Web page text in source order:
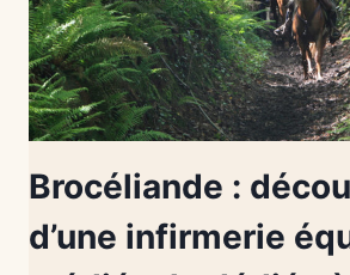
Brocéliande :
d’une infirmerie